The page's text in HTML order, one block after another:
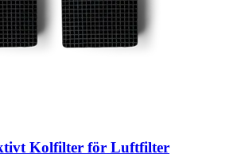
Kolfilter för Luftfilter